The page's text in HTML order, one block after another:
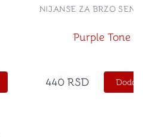
Purple Tone
NIJANSE ZA BRZO
440 RSD